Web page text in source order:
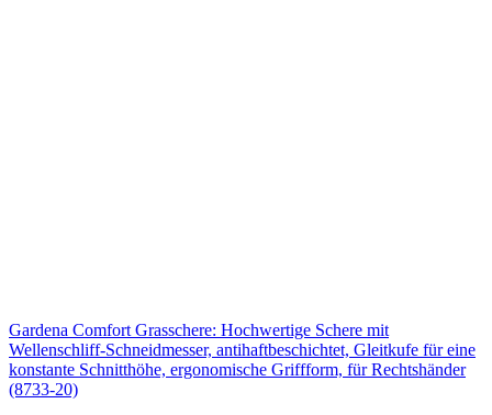
Gardena Comfort Grasschere: Hochwertige Schere mit
Wellenschliff-Schneidmesser, antihaftbeschichtet, Gleitkufe für eine
konstante Schnitthöhe, ergonomische Griffform, für Rechtshänder
(8733-20)